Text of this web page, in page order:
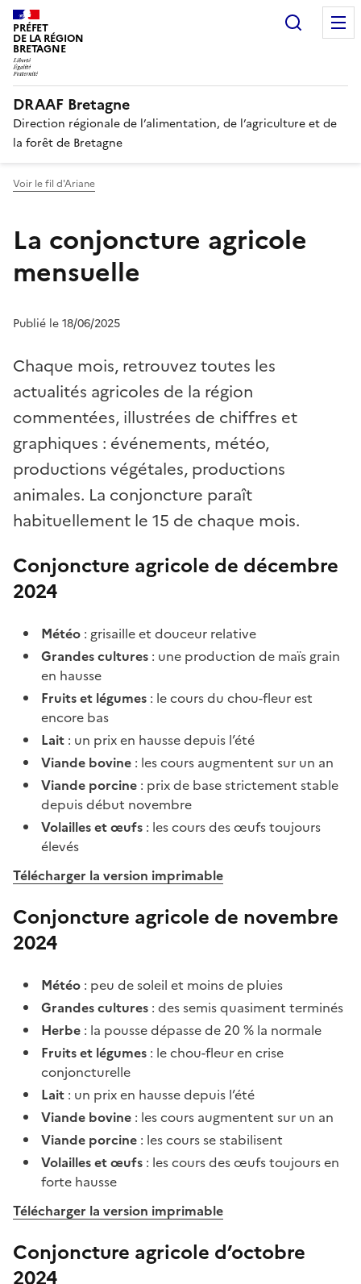
PRÉFET
DE LA RÉGION
BRETAGNE
DRAAF Bretagne
Direction régionale de l’alimentation, de l’agriculture et de
la forêt de Bretagne
Voir le fil d'Ariane
La conjoncture agricole
mensuelle
Publié le 18/06/2025
Chaque mois, retrouvez toutes les
actualités agricoles de la région
commentées, illustrées de chiffres et
graphiques : événements, météo,
productions végétales, productions
animales. La conjoncture paraît
habituellement le 15 de chaque mois.
Conjoncture agricole de décembre
2024
Météo : grisaille et douceur relative
Grandes cultures : une production de maïs grain
en hausse
Fruits et légumes : le cours du chou-fleur est
encore bas
Lait : un prix en hausse depuis l’été
Viande bovine : les cours augmentent sur un an
Viande porcine : prix de base strictement stable
depuis début novembre
Volailles et œufs : les cours des œufs toujours
élevés
Télécharger la version imprimable
Conjoncture agricole de novembre
2024
Météo : peu de soleil et moins de pluies
Grandes cultures : des semis quasiment terminés
Herbe : la pousse dépasse de 20 % la normale
Fruits et légumes : le chou-fleur en crise
conjoncturelle
Lait : un prix en hausse depuis l’été
Viande bovine : les cours augmentent sur un an
Viande porcine : les cours se stabilisent
Volailles et œufs : les cours des œufs toujours en
forte hausse
Télécharger la version imprimable
Conjoncture agricole d’octobre
2024